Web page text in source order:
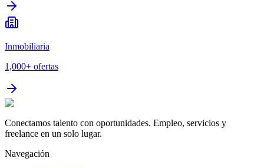
Inmobiliaria
1,000+ ofertas
Conectamos talento con oportunidades. Empleo, servicios y
freelance en un solo lugar.
Navegación